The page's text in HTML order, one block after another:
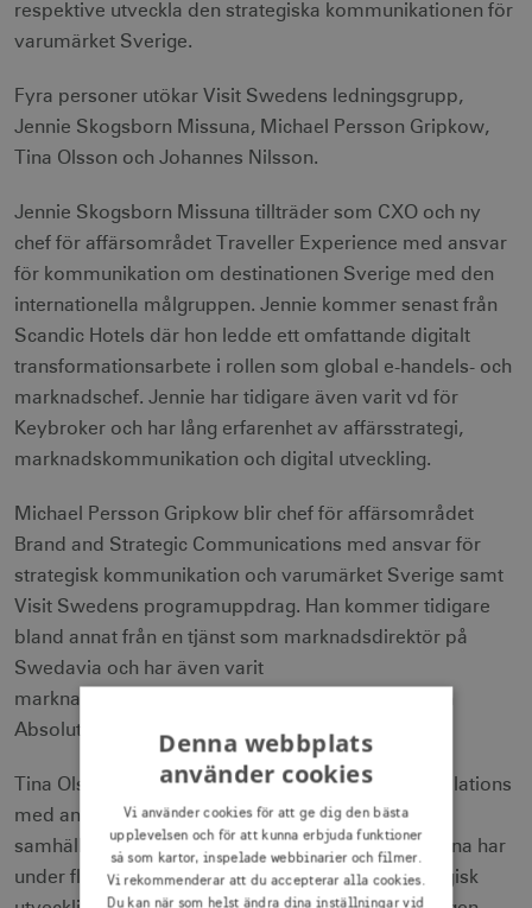
respektive utveckla den strategiska kommunikationen för
varumärket Sverige.
Fyra personer utökar Visit Swedens ledningsgrupp,
Jennie Skogsborn Missuna, Michael Persson Gripkow,
Tina Olsson och Johannes Nilsson.
Jennie Skogsborn Missuna tillträder som CXO och ny
chef för affärsområdet Traveller Experience med ansvar
för kommunikation om destinationen Sverige med den
internationella målgruppen. Jennie kommer senast från
Scandic Hotels där hon ledde ett omfattande digitalt
transformationsarbete i rollen som global e-handels- och
marknadschef. Jennie har tidigare även varit vd för
Keybroker och har lång erfarenhet av affärsstrategi,
marknadskommunikation och digital utveckling.
Michael Persson Gripkow blir chef för affärsområdet
Brand and Strategic Communications med ansvar för
strategisk kommunikation och varumärket Sverige samt
Visit Swedens programuppdrag. Han kommer tidigare
bland annat från en tjänst som marknadsdirektör på
Swedavia och har även varit
marknadskommunikationschef för Volvo Cars och
Absolut Vodka.
Tina Olsson blir chef för Corporate Change and Relations
med ansvar för bolagets förändringsarbete,
samhällskontakter och företagskommunikation. Tina har
under flera år på Visit Sweden ansvarat för strategisk
Denna webbplats
använder cookies
Vi använder cookies för att ge dig den bästa
upplevelsen och för att kunna erbjuda funktioner
så som kartor, inspelade webbinarier och filmer.
Vi rekommenderar att du accepterar alla cookies.
Du kan när som helst ändra dina inställningar vid